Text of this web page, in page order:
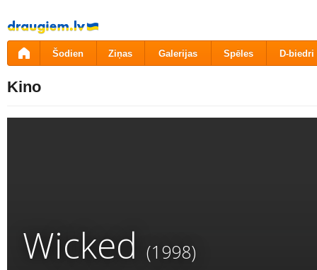
Pāriet
uz
saturu
Šodien Ziņas Galerijas Spēles D-biedri
Kino
Wicked (1998)